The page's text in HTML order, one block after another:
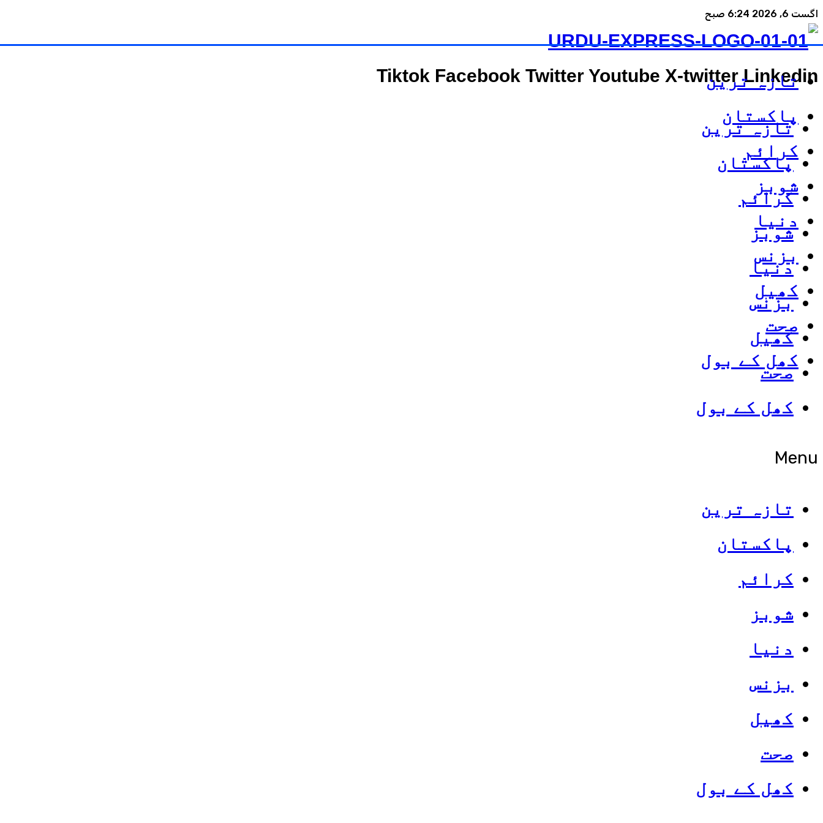
اگست 6, 2026 6:24 صبح
Tiktok Facebook Twitter Youtube X-twitter Linkedin
تازہ ترین
پاکستان
کرائم
شوبز
دنیا
بزنس
کھیل
صحت
کھل کے بول
Menu
تازہ ترین
پاکستان
کرائم
شوبز
دنیا
بزنس
کھیل
صحت
کھل کے بول
تازہ ترین
پاکستان
کرائم
شوبز
دنیا
بزنس
کھیل
صحت
کھل کے بول